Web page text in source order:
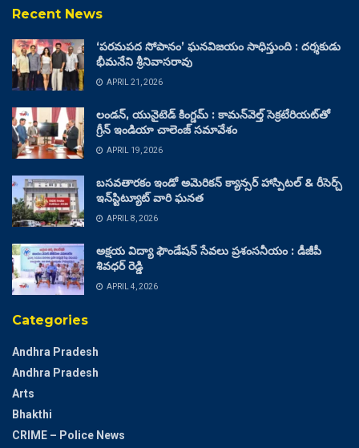
Recent News
‘పరమపద సోపానం’ ఘనవిజయం సాధిస్తుంది : దర్శకుడు
భీమనేని శ్రీనివాసరావు
APRIL 21, 2026
లండన్, యునైటెడ్ కింగ్డమ్ : కామన్‌వెల్త్ సెక్రటేరియట్‌తో
గ్రీన్ ఇండియా చాలెంజ్ సమావేశం
APRIL 19, 2026
బసవతారకం ఇండో అమెరికన్ క్యాన్సర్ హాస్పిటల్ & రీసెర్చ్
ఇన్‌స్టిట్యూట్ వారి ఘనత
APRIL 8, 2026
అక్షయ విద్యా ఫౌండేషన్ సేవలు ప్రశంసనీయం : డీజీపీ
శివధర్ రెడ్డి
APRIL 4, 2026
Categories
Andhra Pradesh
Andhra Pradesh
Arts
Bhakthi
CRIME – Police News